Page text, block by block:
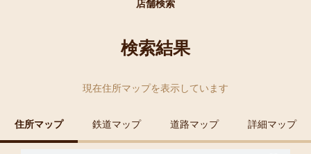
店舗検索
検索結果
現在住所マップを表示しています
住所マップ 鉄道マップ 道路マップ 詳細マップ